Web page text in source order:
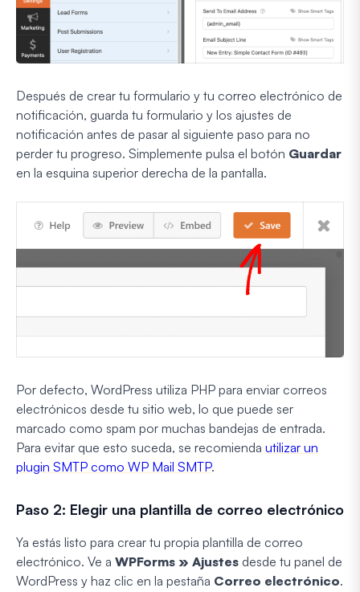
Después de crear tu formulario y tu correo electrónico de
notificación, guarda tu formulario y los ajustes de
notificación antes de pasar al siguiente paso para no
perder tu progreso. Simplemente pulsa el botón Guardar
en la esquina superior derecha de la pantalla.
Por defecto, WordPress utiliza PHP para enviar correos
electrónicos desde tu sitio web, lo que puede ser
marcado como spam por muchas bandejas de entrada.
Para evitar que esto suceda, se recomienda utilizar un
plugin SMTP como WP Mail SMTP.
Paso 2: Elegir una plantilla de correo electrónico
Ya estás listo para crear tu propia plantilla de correo
electrónico. Ve a WPForms » Ajustes desde tu panel de
WordPress y haz clic en la pestaña Correo electrónico.